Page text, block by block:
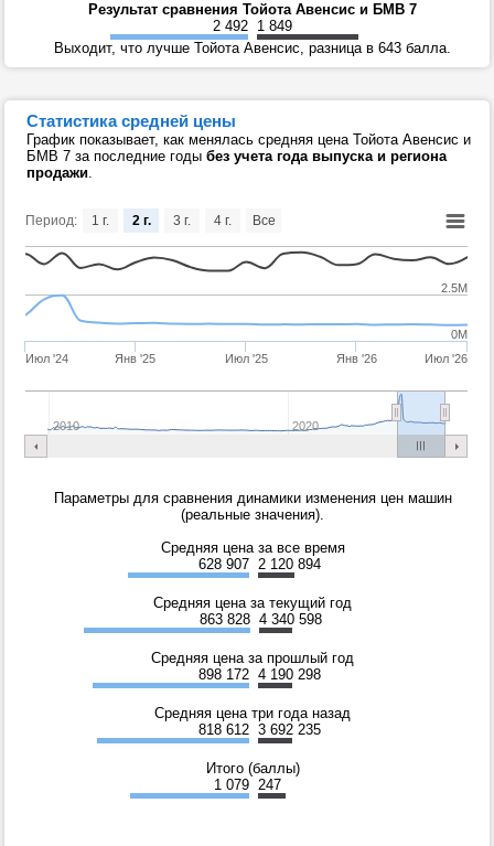
Результат сравнения Тойота Авенсис и БМВ 7
2 492 1 849
Выходит, что лучше Тойота Авенсис, разница в 643 балла.
Статистика средней цены
График показывает, как менялась средняя цена Тойота Авенсис и
БМВ 7 за последние годы без учета года выпуска и региона
продажи.
Период:
Июл '24 Янв '25 Июл '25 Янв '26 Июл '26
2010 2020
0M
2.5M
1 г. 2 г. 3 г. 4 г. Все
Параметры для сравнения динамики изменения цен машин
(реальные значения).
Средняя цена за все время
628 907 2 120 894
Средняя цена за текущий год
863 828 4 340 598
Средняя цена за прошлый год
898 172 4 190 298
Средняя цена три года назад
818 612 3 692 235
Итого (баллы)
1 079 247